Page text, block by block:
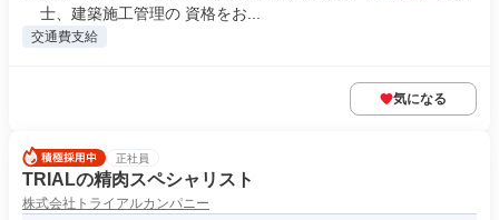
士、建築施工管理の 資格をお...
交通費支給
気になる
正社員
TRIALの精肉スペシャリスト
株式会社トライアルカンパニー